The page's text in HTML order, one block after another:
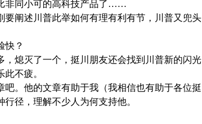
非同小可的高科技产品了……
阐述川普此举如何有理有利有节，川普又兜头
？
熄灭了一个，挺川朋友还会找到川普新的闪光
不疲。
。他的文章有助于我（我相信也有助于各位挺
径，理解不少人为何支持他。